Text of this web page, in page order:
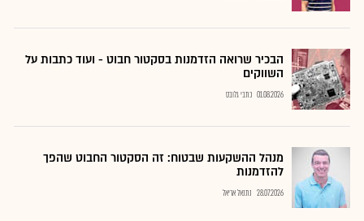
הבכיר שרואה הזדמנות בסקטור חבוט - ועוד כתבות על
השווקים
01.08.2026 כתבי גלובס
מנהל ההשקעות שבטוח: זה הסקטור החבוט שהפך
להזדמנות
28.07.2026 נתנאל אריאל